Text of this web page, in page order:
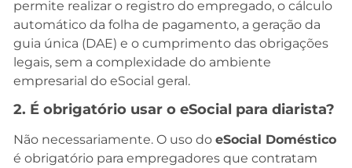
permite realizar o registro do empregado, o cálculo
automático da folha de pagamento, a geração da
guia única (DAE) e o cumprimento das obrigações
legais, sem a complexidade do ambiente
empresarial do eSocial geral.
2. É obrigatório usar o eSocial para diarista?
Não necessariamente. O uso do eSocial Doméstico
é obrigatório para empregadores que contratam